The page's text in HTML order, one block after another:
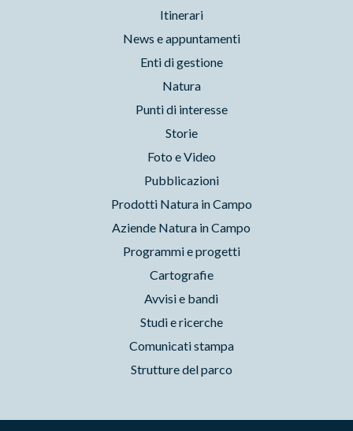
Itinerari
News e appuntamenti
Enti di gestione
Natura
Punti di interesse
Storie
Foto e Video
Pubblicazioni
Prodotti Natura in Campo
Aziende Natura in Campo
Programmi e progetti
Cartografie
Avvisi e bandi
Studi e ricerche
Comunicati stampa
Strutture del parco